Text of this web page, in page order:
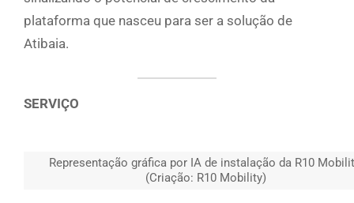
plataforma que nasceu para ser a solução de
Atibaia.
SERVIÇO
Representação gráfica por IA de instalação da R10
(Criação: R10 Mobility)